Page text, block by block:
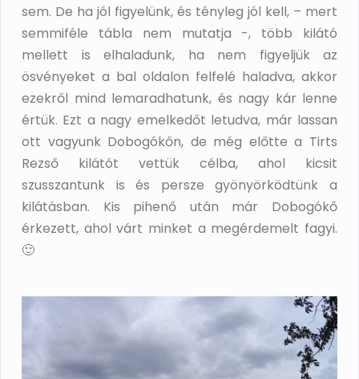
sem. De ha jól figyelünk, és tényleg jól kell, – mert
semmiféle tábla nem mutatja -, több kilátó
mellett is elhaladunk, ha nem figyeljük az
ösvényeket a bal oldalon felfelé haladva, akkor
ezekről mind lemaradhatunk, és nagy kár lenne
értük. Ezt a nagy emelkedőt letudva, már lassan
ott vagyunk Dobogókőn, de még előtte a Tirts
Rezső kilátót vettük célba, ahol kicsit
szusszantunk is és persze gyönyörködtünk a
kilátásban. Kis pihenő után már Dobogókő
érkezett, ahol várt minket a megérdemelt fagyi.
🙂